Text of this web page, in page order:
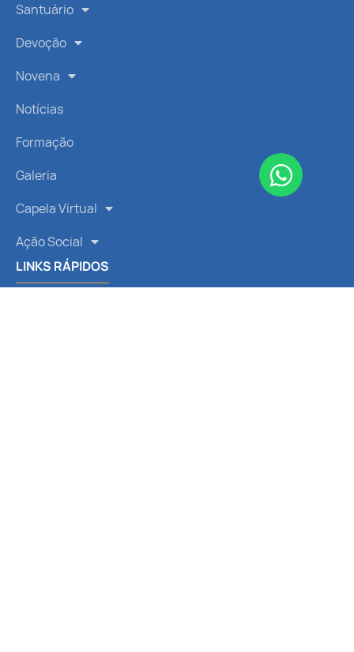
Santuário
Devoção
Novena
Notícias
Formação
Galeria
Capela Virtual
Ação Social
LINKS RÁPIDOS